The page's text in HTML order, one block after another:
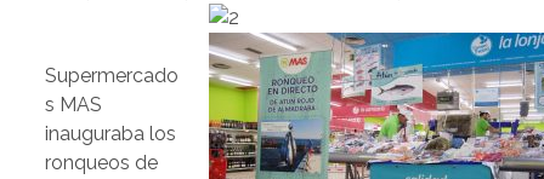
Supermercado
s MAS
inauguraba los
ronqueos de